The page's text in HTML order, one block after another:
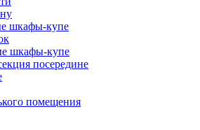
шкафы-купе
шкафы-купе
посередине
помещения